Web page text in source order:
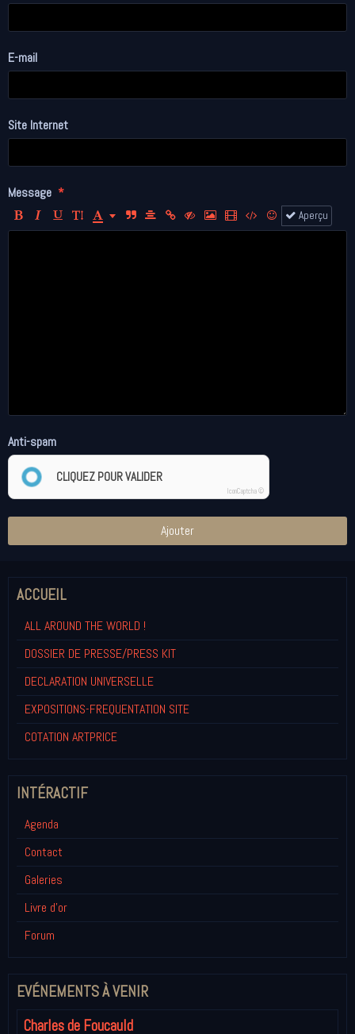
E-mail
Site Internet
Message
Aperçu
Anti-spam
CLIQUEZ POUR VALIDER
IconCaptcha ©
Ajouter
ACCUEIL
ALL AROUND THE WORLD !
DOSSIER DE PRESSE/PRESS KIT
DECLARATION UNIVERSELLE
EXPOSITIONS-FREQUENTATION SITE
COTATION ARTPRICE
INTÉRACTIF
Agenda
Contact
Galeries
Livre d'or
Forum
EVÉNEMENTS À VENIR
Charles de Foucauld